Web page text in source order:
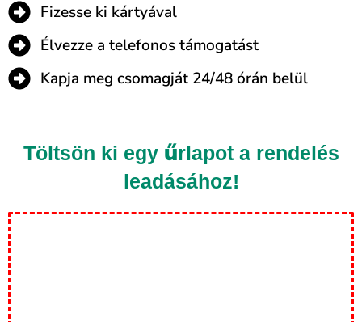
Fizesse ki kártyával
Élvezze a telefonos támogatást
Kapja meg csomagját 24/48 órán belül
Töltsön ki egy űrlapot a rendelés
leadásához!